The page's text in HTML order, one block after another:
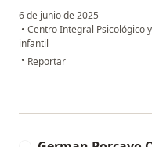
6 de junio de 2025
• Centro Integral Psicológico
infantil
• en opinión del usuario José
Reportar